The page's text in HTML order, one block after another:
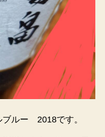
ルー 2018です。